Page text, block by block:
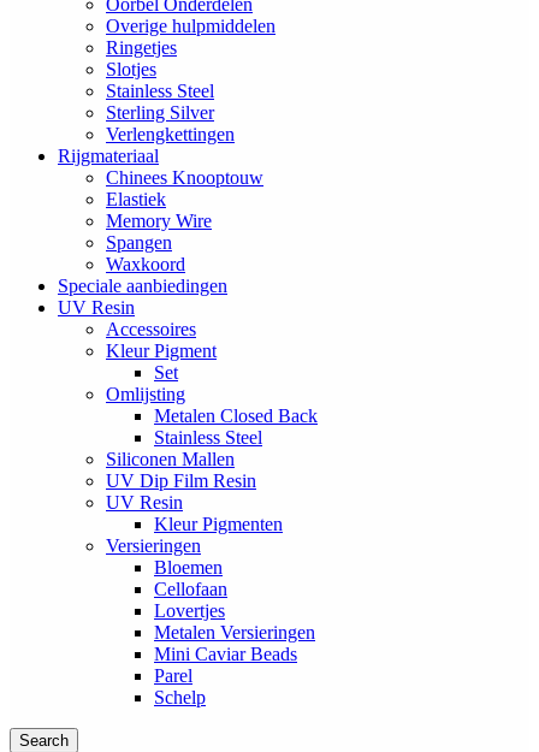
Oorbel Onderdelen
Overige hulpmiddelen
Ringetjes
Slotjes
Stainless Steel
Sterling Silver
Verlengkettingen
Rijgmateriaal
Chinees Knooptouw
Elastiek
Memory Wire
Spangen
Waxkoord
Speciale aanbiedingen
UV Resin
Accessoires
Kleur Pigment
Set
Omlijsting
Metalen Closed Back
Stainless Steel
Siliconen Mallen
UV Dip Film Resin
UV Resin
Kleur Pigmenten
Versieringen
Bloemen
Cellofaan
Lovertjes
Metalen Versieringen
Mini Caviar Beads
Parel
Schelp
Search